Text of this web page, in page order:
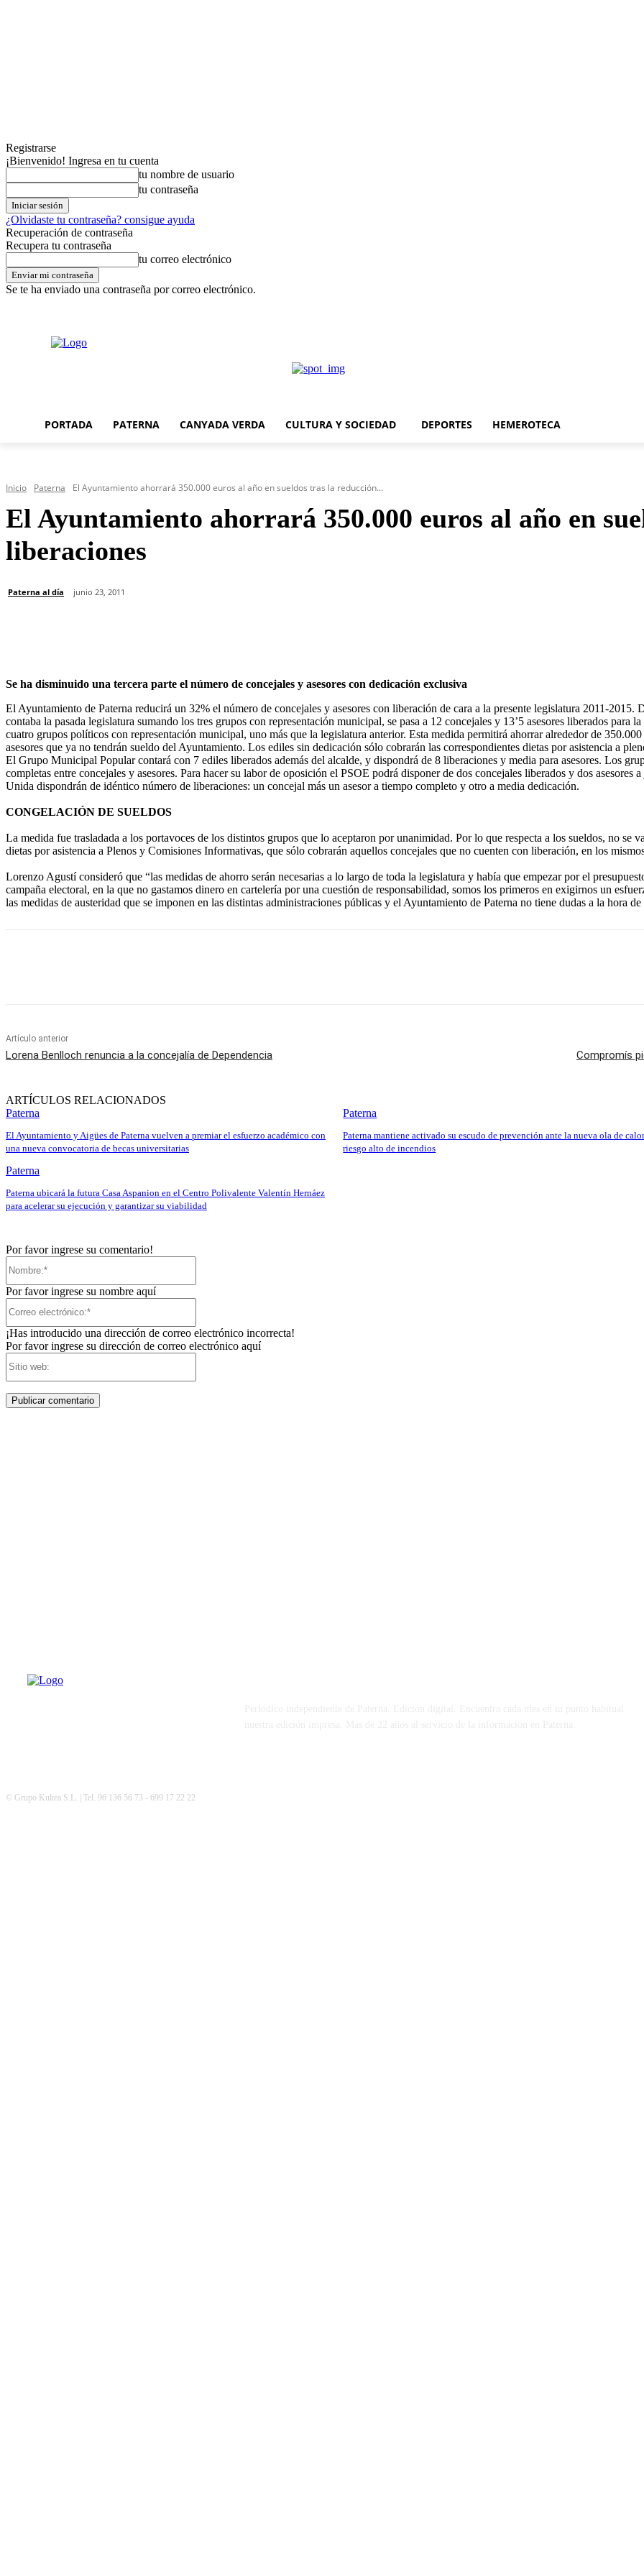
Registrarse
¡Bienvenido! Ingresa en tu cuenta
tu nombre de usuario
tu contraseña
¿Olvidaste tu contraseña? consigue ayuda
Recuperación de contraseña
Recupera tu contraseña
tu correo electrónico
Se te ha enviado una contraseña por correo electrónico.
PORTADA PATERNA CANYADA VERDA CULTURA Y SOCIEDAD DEPORTES HEMEROTECA
Inicio Paterna El Ayuntamiento ahorrará 350.000 euros al año en sueldos tras la reducción...
El Ayuntamiento ahorrará 350.000 euros al año en
liberaciones
Paterna al día junio 23, 2011
Se ha disminuido una tercera parte el número de concejales y asesores con dedicación exclusiva
El Ayuntamiento de Paterna reducirá un 32% el número de concejales y asesores con liberación de cara a la presente legislatura 2011-2015.
contaba la pasada legislatura sumando los tres grupos con representación municipal, se pasa a 12 concejales y 13’5 asesores liberados para
cuatro grupos políticos con representación municipal, uno más que la legislatura anterior. Esta medida permitirá ahorrar alrededor de
asesores que ya no tendrán sueldo del Ayuntamiento. Los ediles sin dedicación sólo cobrarán las correspondientes dietas por asistencia a
El Grupo Municipal Popular contará con 7 ediles liberados además del alcalde, y dispondrá de 8 liberaciones y media para asesores. Los
completas entre concejales y asesores. Para hacer su labor de oposición el PSOE podrá disponer de dos concejales liberados y dos
Unida dispondrán de idéntico número de liberaciones: un concejal más un asesor a tiempo completo y otro a media dedicación.
CONGELACIÓN DE SUELDOS
La medida fue trasladada a los portavoces de los distintos grupos que lo aceptaron por unanimidad. Por lo que respecta a los sueldos, no se
dietas por asistencia a Plenos y Comisiones Informativas, que sólo cobrarán aquellos concejales que no cuenten con liberación, en los
Lorenzo Agustí consideró que “las medidas de ahorro serán necesarias a lo largo de toda la legislatura y había que empezar por el
campaña electoral, en la que no gastamos dinero en cartelería por una cuestión de responsabilidad, somos los primeros en exigirnos un
las medidas de austeridad que se imponen en las distintas administraciones públicas y el Ayuntamiento de Paterna no tiene dudas a la hora
Artículo anterior
Lorena Benlloch renuncia a la concejalía de Dependencia Compromís
ARTÍCULOS RELACIONADOS
Paterna
El Ayuntamiento y Aigües de Paterna vuelven a premiar el esfuerzo académico con
una nueva convocatoria de becas universitarias
Paterna
Paterna mantiene activado su escudo de prevención ante la nueva ola de
riesgo alto de incendios
Paterna
Paterna ubicará la futura Casa Aspanion en el Centro Polivalente Valentín Hernáez
para acelerar su ejecución y garantizar su viabilidad
Por favor ingrese su comentario!
Por favor ingrese su nombre aquí
¡Has introducido una dirección de correo electrónico incorrecta!
Por favor ingrese su dirección de correo electrónico aquí
© Grupo Kultea S.L. | Tel. 96 136 56 73 - 699 17 22 22